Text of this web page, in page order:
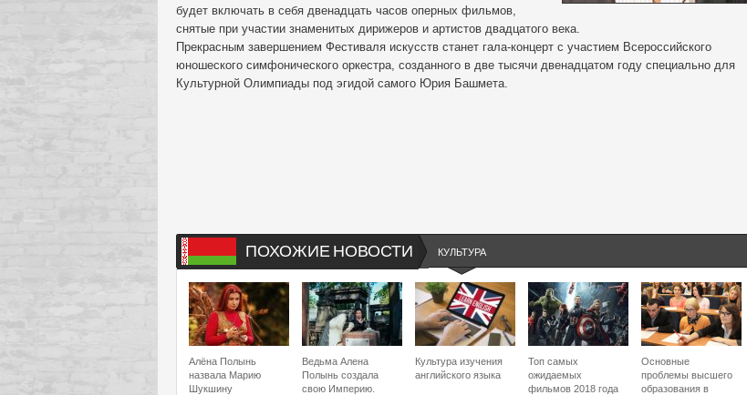
будет включать в себя двенадцать часов оперных фильмов,
снятые при участии знаменитых дирижеров и артистов двадцатого века.
Прекрасным завершением Фестиваля искусств станет гала-концерт с участием Всероссийского
юношеского симфонического оркестра, созданного в две тысячи двенадцатом году специально для
Культурной Олимпиады под эгидой самого Юрия Башмета.
ПОХОЖИЕ НОВОСТИ КУЛЬТУРА
Алёна Полынь
назвала Марию
Шукшину
Ведьма Алена
Полынь создала
свою Империю.
Культура изучения
английского языка
Топ самых
ожидаемых
фильмов 2018 года
Основные
проблемы высшего
образования в